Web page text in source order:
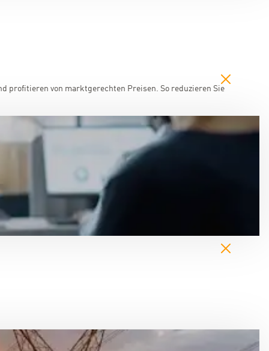
profitieren von marktgerechten Preisen. So reduzieren Sie